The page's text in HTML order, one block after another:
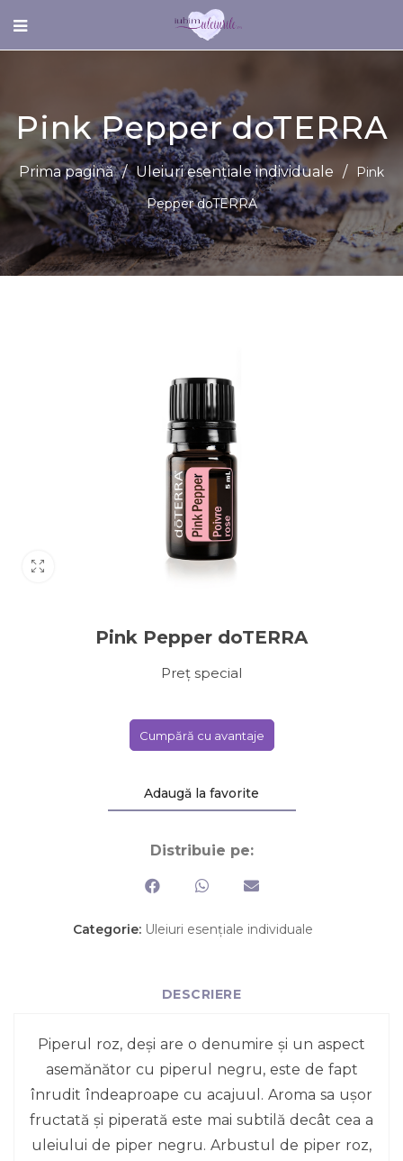
Pink Pepper doTERRA
Prima pagină / Uleiuri esențiale individuale /
Pink
Pepper doTERRA
Pink Pepper doTERRA
Preț special
Cumpără cu avantaje
Adaugă la favorite
Distribuie pe:
Categorie: Uleiuri esențiale individuale
DESCRIERE
Piperul roz, deși are o denumire și un aspect
asemănător cu piperul negru, este de fapt
înrudit îndeaproape cu acajuul. Aroma sa ușor
fructată și piperată este mai subtilă decât cea a
uleiului de piper negru. Arbustul de piper roz,